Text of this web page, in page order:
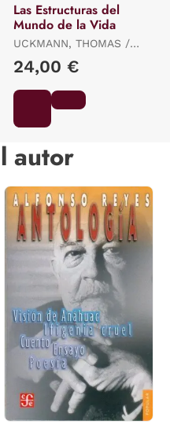
Las Estructuras del
Mundo de la Vida
UCKMANN, THOMAS /
24,00 €
autor